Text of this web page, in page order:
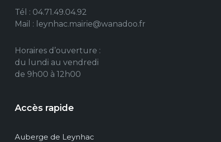
Tél : 04.71.49.04.92
Mail : leynhac.mairie@wanadoo.fr
Horaires d’ouverture :
du lundi au vendredi
de 9h00 à 12h00
Accès rapide
Auberge de Leynhac